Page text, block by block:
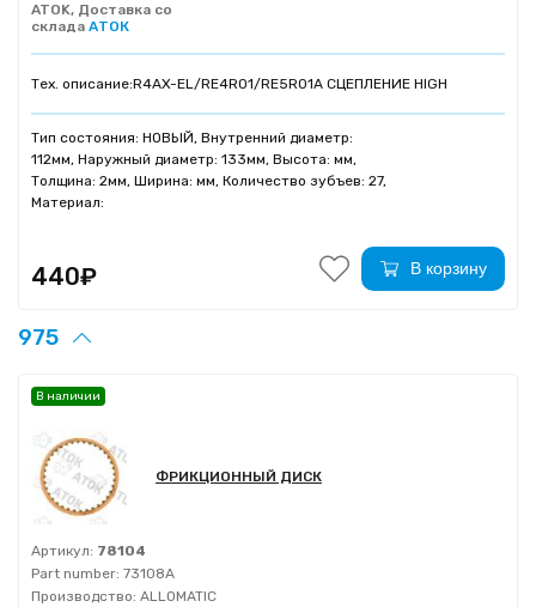
ATOK, Доставка со
склада АТОК
Тех. описание:R4AX-EL/RE4R01/RE5R01A СЦЕПЛЕНИЕ HIGH
Тип состояния: НОВЫЙ, Внутренний диаметр:
112мм, Наружный диаметр: 133мм, Высота: мм,
Толщина: 2мм, Ширина: мм, Количество зубъев: 27,
Материал:
440₽ В корзину
975
ФРИКЦИОННЫЙ ДИСК
Артикул: 78104
Part number: 73108A
Производство: ALLOMATIC
В наличии